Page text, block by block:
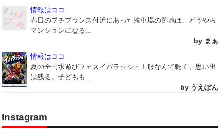
情報はココ
春日のプチプランス付近にあった洗車場の跡地は、どうやら
マンションになる...
by まぁ
情報はココ
夏の全開水遊びフェスイバラッシュ！服なんて乾く。思い出
は残る。子どもも...
by うえぽん
Instagram